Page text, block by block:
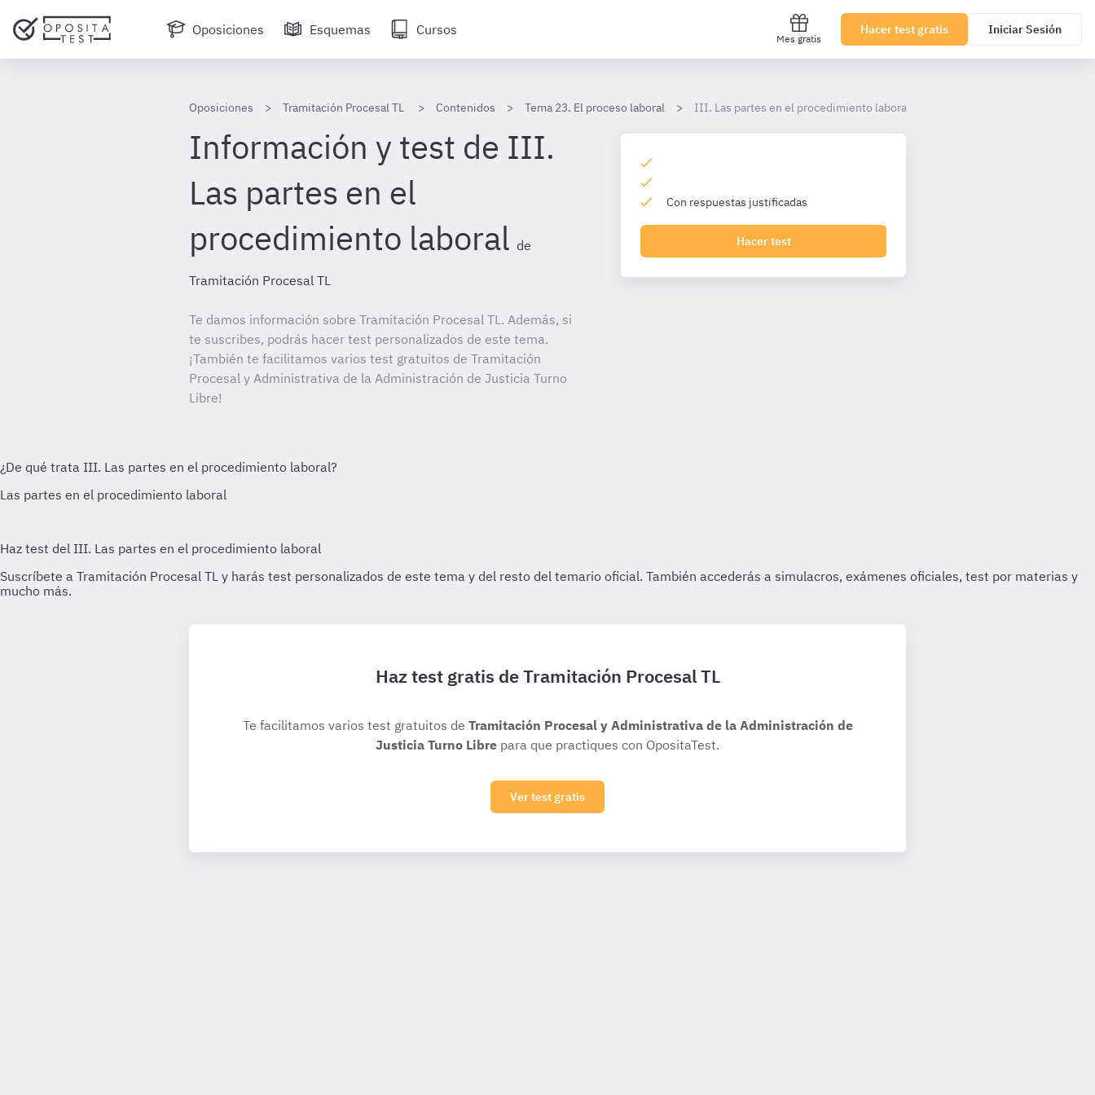
Oposiciones Esquemas Cursos
Mes gratis
Hacer test gratis Iniciar Sesión
Oposiciones Tramitación Procesal TL Contenidos Tema 23. El proceso laboral III. Las partes en el procedimiento laboral
Información y test de III.
Las partes en el
procedimiento laboral de
Tramitación Procesal TL
Te damos información sobre Tramitación Procesal TL. Además, si
te suscribes, podrás hacer test personalizados de este tema.
¡También te facilitamos varios test gratuitos de Tramitación
Procesal y Administrativa de la Administración de Justicia Turno
Libre!
Con respuestas justificadas
Hacer test
Haz test gratis de Tramitación Procesal TL
Te facilitamos varios test gratuitos de Tramitación Procesal y Administrativa de la Administración de
Justicia Turno Libre para que practiques con OpositaTest.
Ver test gratis